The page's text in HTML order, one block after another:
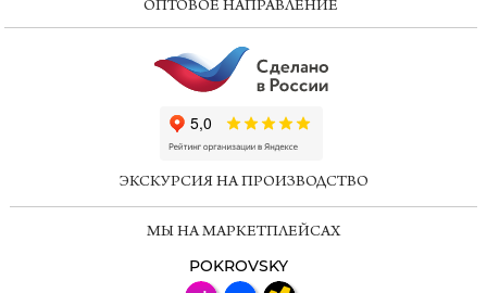
ОПТОВОЕ НАПРАВЛЕНИЕ
ЭКСКУРСИЯ НА ПРОИЗВОДСТВО
МЫ НА МАРКЕТПЛЕЙСАХ
POKROVSKY